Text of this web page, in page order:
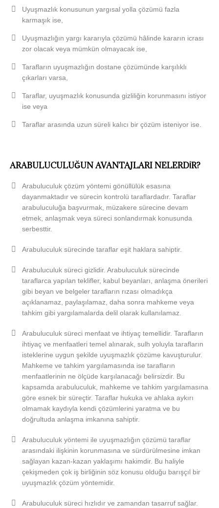
Uyuşmazlık konusunun yargısal yolla çözümü fazla
karmaşık ise,
Uyuşmazlığın yargı kararıyla çözümü hâlinde kararın icrası
zor olacak veya mümkün olmayacak ise,
Tarafların uyuşmazlığın dostane çözümünde karşılıklı
çıkarları varsa,
Taraflar, uyuşmazlık konusunda gizliliğin korunmasını istiyor
ise veya
Taraflar arasında uzun süreli kalıcı bir çözüm isteniyor ise.
ARABULUCULUĞUN AVANTAJLARI NELERDİR?
Arabuluculuk çözüm yöntemi gönüllülük esasına
dayanmaktadır ve sürecin kontrolü taraflardadır. Taraflar
arabuluculuğa başvurmak, müzakere sürecine devam
etmek, anlaşmak veya süreci sonlandırmak konusunda
serbesttir.
Arabuluculuk sürecinde taraflar eşit haklara sahiptir.
Arabuluculuk süreci gizlidir. Arabuluculuk sürecinde
taraflarca yapılan teklifler, kabul beyanları, anlaşma önerileri
gibi beyan ve belgeler tarafların rızası olmadıkça
açıklanamaz, paylaşılamaz, daha sonra mahkeme veya
tahkim gibi yargılamalarda delil olarak kullanılamaz.
Arabuluculuk süreci menfaat ve ihtiyaç temellidir. Tarafların
ihtiyaç ve menfaatleri temel alınarak, sulh yoluyla tarafların
isteklerine uygun şekilde uyuşmazlık çözüme kavuşturulur.
Mahkeme ve tahkim yargılamasında ise tarafların
menfaatlerinin ne ölçüde karşılanacağı belirsizdir. Bu
kapsamda arabuluculuk, mahkeme ve tahkim yargılamasına
göre esnek bir süreçtir. Taraflar hukuka ve ahlaka aykırı
olmamak kaydıyla kendi çözümlerini yaratma ve bu
doğrultuda anlaşma imkanına sahiptir.
Arabuluculuk yöntemi ile uyuşmazlığın çözümü taraflar
arasındaki ilişkinin korunmasına ve sürdürülmesine imkan
sağlayan kazan-kazan yaklaşımı hakimdir. Bu haliyle
çekişmeden çok iş birliğinin söz konusu olduğu barışçıl bir
uyuşmazlık çözüm yöntemidir.
Arabuluculuk süreci hızlıdır ve zamandan tasarruf sağlar.